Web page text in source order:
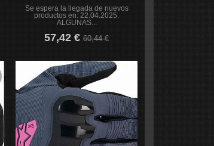
Se espera la llegada de nuevos
productos en: 22.04.2025.
ALGUNAS...
57,42 €60,44 €